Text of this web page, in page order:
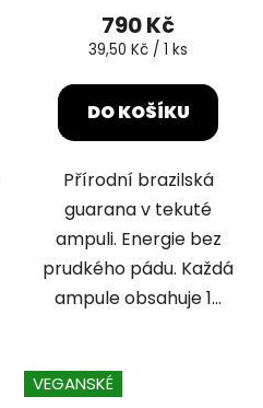
produktu
je
z
790 Kč
Měrná
39,50 Kč / 1 ks
DO KOŠÍKU
Přírodní brazilská
guarana v tekuté
ampuli. Energie bez
prudkého pádu. Každá
ampule obsahuje 1...
VEGANSKÉ